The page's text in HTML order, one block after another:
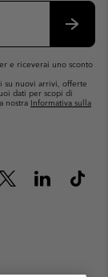
e riceverai uno sconto
su nuovi arrivi, offerte
dati per scopi di
nostra Informativa sulla